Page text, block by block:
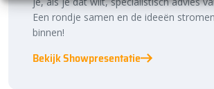
Een rondje samen en de ideeën
binnen!
Bekijk Showpresentatie